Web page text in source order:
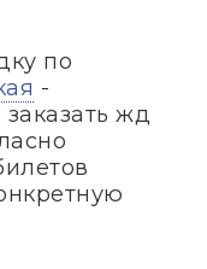
по
-
жд